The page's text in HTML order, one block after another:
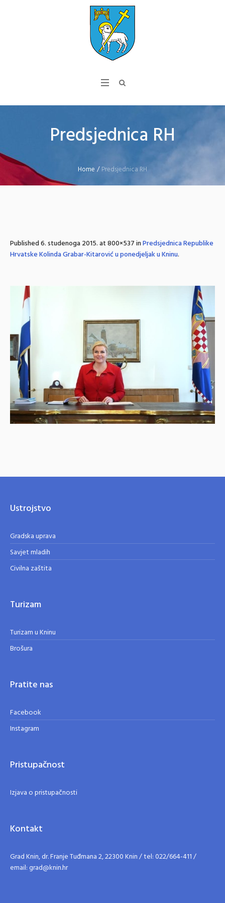
Predsjednica RH
Home /Predsjednica RH
Published6. studenoga 2015.at 800×537 inPredsjednica Republike
Hrvatske Kolinda Grabar-Kitarović u ponedjeljak u Kninu.
Ustrojstvo
Gradska uprava
Savjet mladih
Civilna zaštita
Turizam
Turizam u Kninu
Brošura
Pratite nas
Facebook
Instagram
Pristupačnost
Izjava o pristupačnosti
Kontakt
Grad Knin, dr. Franje Tuđmana 2, 22300 Knin / tel: 022/664-411 /
email: grad@knin.hr